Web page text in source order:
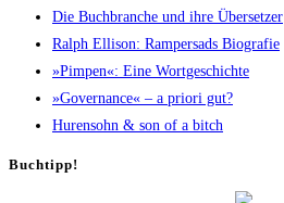
Die Buch­bran­che und ihre Übersetzer
Ralph Elli­son: Ram­pers­ads Biografie
»Pim­pen«: Eine Wortgeschichte
»Gover­nan­ce« – a prio­ri gut?
Huren­sohn & son of a bitch
Buch­tipp!